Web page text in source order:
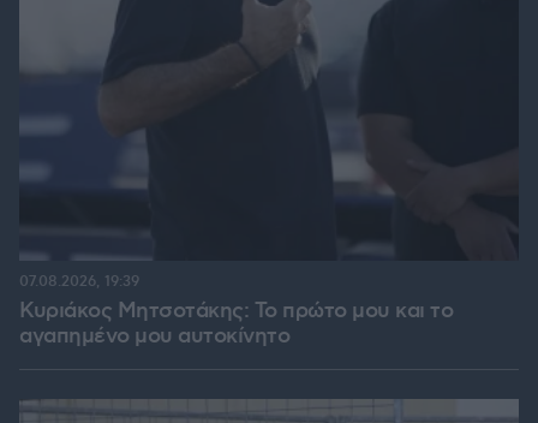
Κυριάκος Μητσοτάκης: Το πρώτο μου και το
αγαπημένο μου αυτοκίνητο
07.08.2026, 19:39